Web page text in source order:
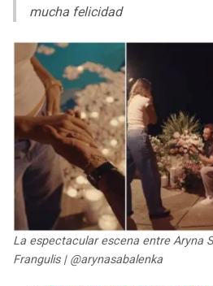
LIGA BETPLAY
OTRAS LIGAS
mucha felicidad
La espectacular escena entre Aryna
Frangulis | @arynasabalenka